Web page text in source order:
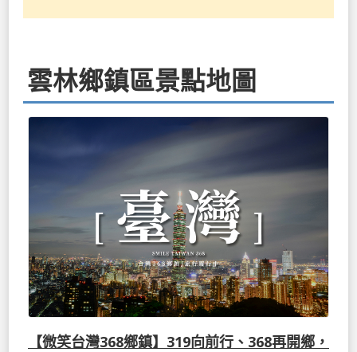
雲林鄉鎮區景點地圖
【微笑台灣368鄉鎮】319向前行、368再開鄉，